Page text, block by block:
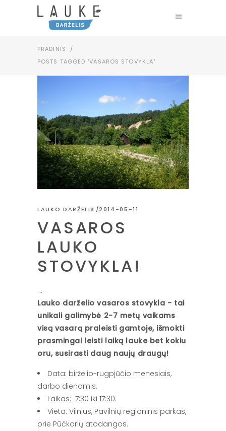
PRADINIS
/
POSTS TAGGED "VASAROS STOVYKLA"
LAUKO DARŽELIS 2014-05-11
VASAROS
LAUKO
STOVYKLA!
Lauko darželio vasaros stovykla - tai
unikali galimybė 2-7 metų vaikams
visą vasarą praleisti gamtoje, išmokti
prasmingai leisti laiką lauke bet kokiu
oru, susirasti daug naujų draugų!
Data: birželio-rugpjūčio menesiais,
darbo dienomis.
Laikas: 7:30 iki 17:30.
Vieta: Vilnius, Pavilnių regioninis parkas,
prie Pūčkorių atodangos.